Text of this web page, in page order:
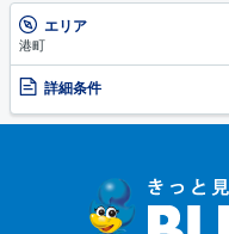
エリア
港町
詳細条件